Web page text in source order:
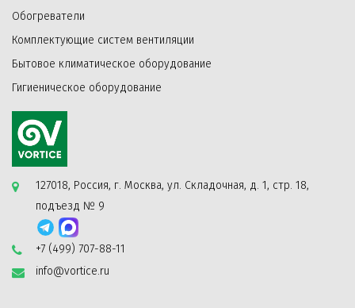
Обогреватели
Комплектующие систем вентиляции
Бытовое климатическое оборудование
Гигиеническое оборудование
127018, Россия, г. Москва, ул. Складочная, д. 1, стр. 18,
подъезд № 9
+7 (499) 707-88-11
info@vortice.ru